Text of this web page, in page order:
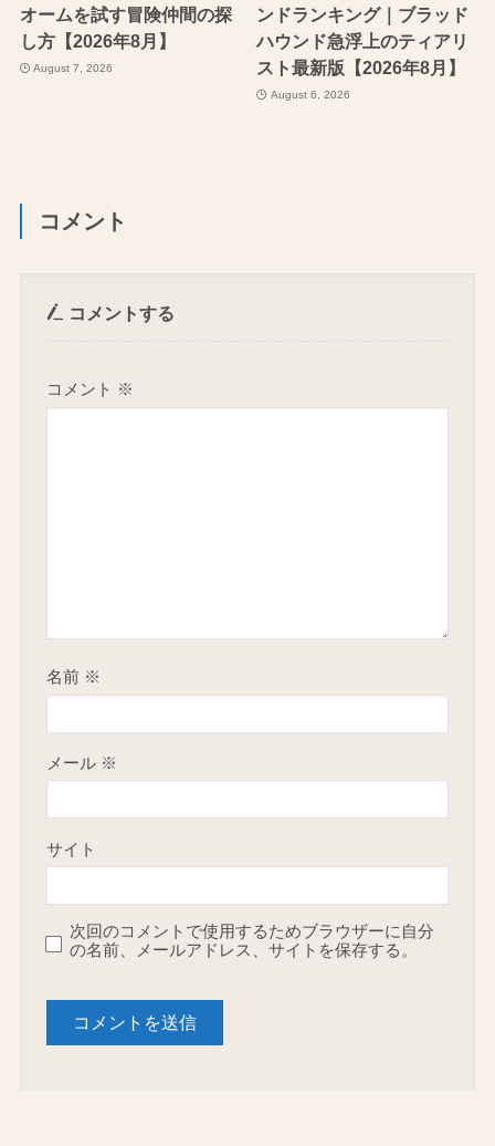
オームを試す冒険仲間の探
し方【2026年8月】
August 7, 2026
ンドランキング｜ブラッド
ハウンド急浮上のティアリ
スト最新版【2026年8月】
August 6, 2026
コメント
コメントする
コメント ※
名前 ※
メール ※
サイト
次回のコメントで使用するためブラウザーに自分
の名前、メールアドレス、サイトを保存する。